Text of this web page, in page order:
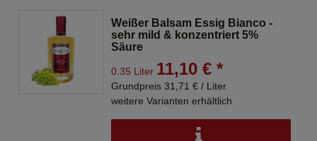
Weißer Balsam Essig Bianco -
sehr mild & konzentriert 5%
Säure
0.35 Liter 11,10 € *
Grundpreis 31,71 € / Liter
weitere Varianten erhältlich